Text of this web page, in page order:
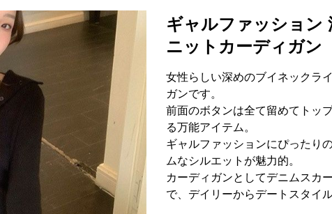
ギャルファッション
ニットカーディガン
女性らしい深めのブイネックラ
ガンです。
前面のボタンは全て留めてトッ
る万能アイテム。
ギャルファッションにぴったり
ムなシルエットが魅力的。
カーディガンとしてデニムスカ
で、デイリーからデートスタイ